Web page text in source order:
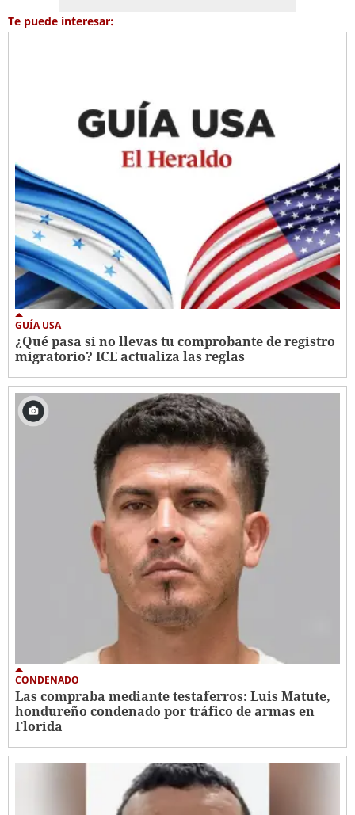
Te puede interesar:
GUÍA USA
¿Qué pasa si no llevas tu comprobante de registro
migratorio? ICE actualiza las reglas
CONDENADO
Las compraba mediante testaferros: Luis Matute,
hondureño condenado por tráfico de armas en
Florida